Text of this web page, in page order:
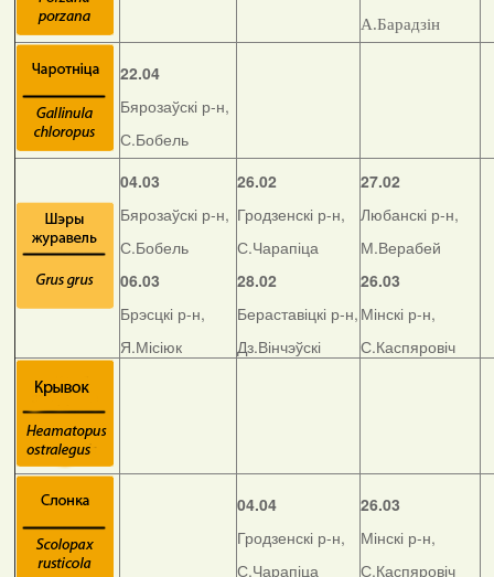
А.Барадзін
22.04
Бярозаўскі р-н,
С.Бобель
04.03
Бярозаўскі р-н,
С.Бобель
06.03
Брэсцкі р-н,
Я.Місіюк
26.02
Гродзенскі р-н,
С.Чарапіца
28.02
Бераставіцкі р-н,
Дз.Вінчэўскі
27.02
Любанскі р-н,
М.Верабей
26.03
Мінскі р-н,
С.Каспяровіч
04.04
Гродзенскі р-н,
С.Чарапіца
26.03
Мінскі р-н,
С.Каспяровіч